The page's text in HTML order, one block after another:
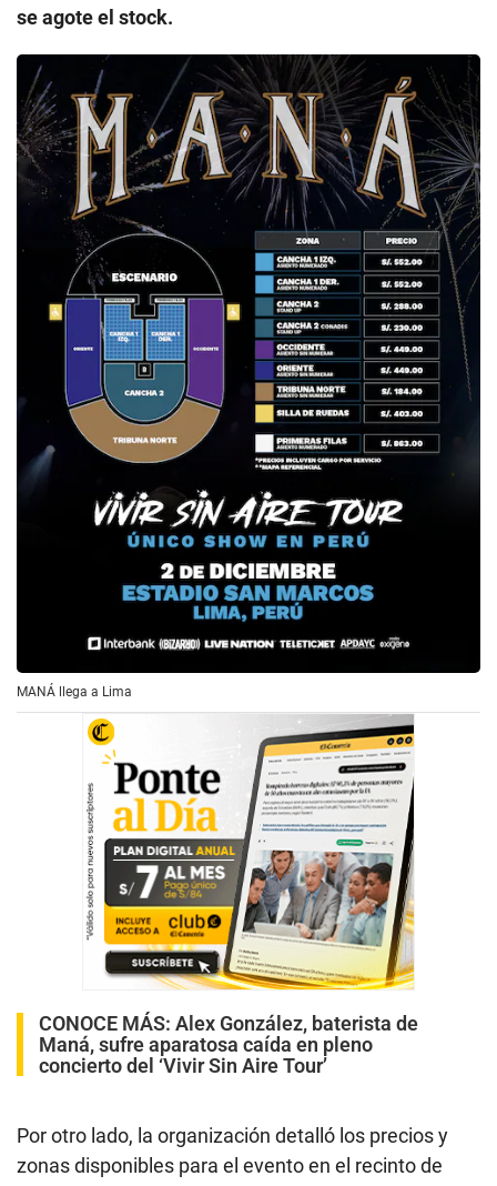
se agote el stock.
MANÁ llega a Lima
CONOCE MÁS: Alex González, baterista de
Maná, sufre aparatosa caída en pleno
concierto del ‘Vivir Sin Aire Tour’
Por otro lado, la organización detalló los precios y
zonas disponibles para el evento en el recinto de